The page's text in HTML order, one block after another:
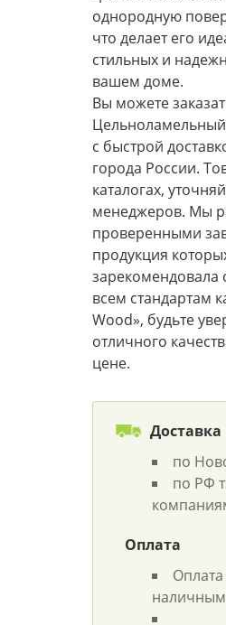
однородную
что делает его
стильных и
вашем доме.
Вы можете
с быстрой
города России.
каталогах,
менеджеров. Мы
проверенными
продукция
зарекомендовала
всем стандартам
Wood», будьте
отличного
цене.
Доставка
по
по РФ
Оплата
Оплата